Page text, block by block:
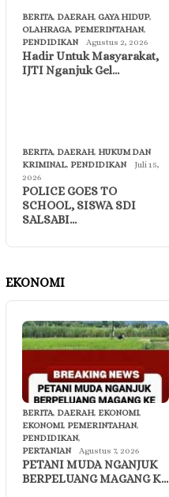
BERITA, DAERAH, GAYA HIDUP,
OLAHRAGA, PEMERINTAHAN,
PENDIDIKAN
Agustus 2, 2026
Hadir Untuk Masyarakat,
IJTI Nganjuk Gel…
BERITA, DAERAH, HUKUM DAN
KRIMINAL, PENDIDIKAN
Juli 15,
2026
POLICE GOES TO
SCHOOL, SISWA SDI
SALSABI…
EKONOMI
BERITA, DAERAH, EKONOMI,
EKONOMI, PEMERINTAHAN,
PENDIDIKAN,
PERTANIAN
Agustus 7, 2026
PETANI MUDA NGANJUK
BERPELUANG MAGANG K…